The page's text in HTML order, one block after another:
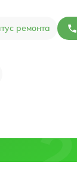
ремонта